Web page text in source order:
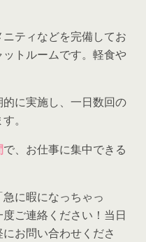
ティなどを完備してお
トルームです。軽食や
に実施し、一日数回の
。
で、お仕事に集中できる
急に暇になっちゃっ
ご連絡ください！当日
お問い合わせくださ